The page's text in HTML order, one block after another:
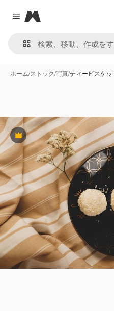
Close menu
Magnific
ホーム/ストック/写真/ティービスケ
Premium